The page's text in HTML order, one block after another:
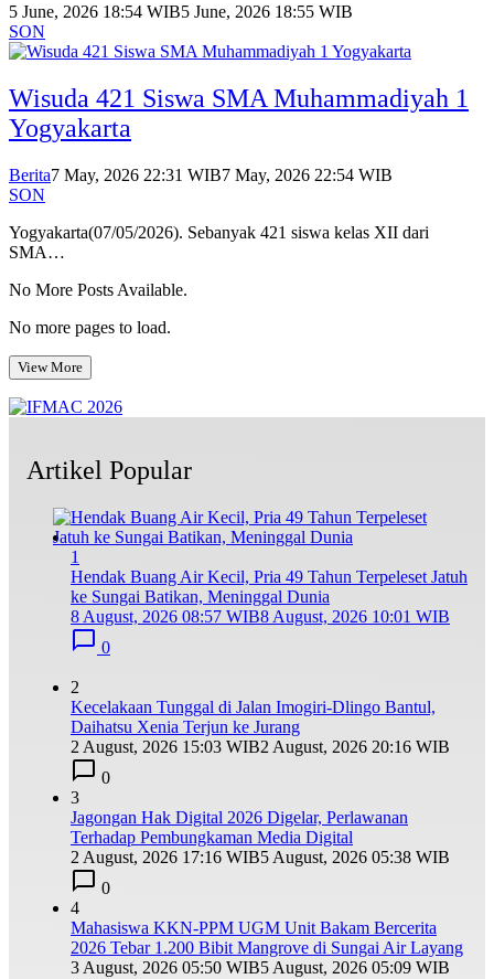
5 June, 2026 18:54 WIB5 June, 2026 18:55 WIB
SON
Wisuda 421 Siswa SMA Muhammadiyah 1
Yogyakarta
Berita7 May, 2026 22:31 WIB7 May, 2026 22:54 WIB
SON
Yogyakarta(07/05/2026). Sebanyak 421 siswa kelas XII dari
SMA…
No More Posts Available.
No more pages to load.
View More
Artikel Popular
1
Hendak Buang Air Kecil, Pria 49 Tahun Terpeleset Jatuh
ke Sungai Batikan, Meninggal Dunia
8 August, 2026 08:57 WIB8 August, 2026 10:01 WIB
0
2
Kecelakaan Tunggal di Jalan Imogiri-Dlingo Bantul,
Daihatsu Xenia Terjun ke Jurang
2 August, 2026 15:03 WIB2 August, 2026 20:16 WIB
0
3
Jagongan Hak Digital 2026 Digelar, Perlawanan
Terhadap Pembungkaman Media Digital
2 August, 2026 17:16 WIB5 August, 2026 05:38 WIB
0
4
Mahasiswa KKN-PPM UGM Unit Bakam Bercerita
2026 Tebar 1.200 Bibit Mangrove di Sungai Air Layang
3 August, 2026 05:50 WIB5 August, 2026 05:09 WIB